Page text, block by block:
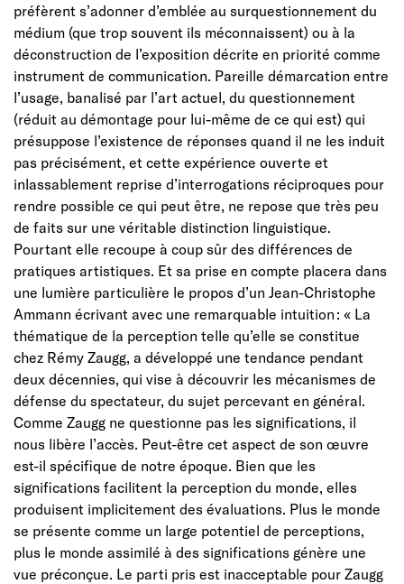
préfèrent s’adonner d’emblée au surquestionnement du
médium (que trop souvent ils méconnaissent) ou à la
déconstruction de l’exposition décrite en priorité comme
instrument de communication. Pareille démarcation entre
l’usage, banalisé par l’art actuel, du questionnement
(réduit au démontage pour lui-même de ce qui est) qui
présuppose l’existence de réponses quand il ne les induit
pas précisément, et cette expérience ouverte et
inlassablement reprise d’interrogations réciproques pour
rendre possible ce qui peut être, ne repose que très peu
de faits sur une véritable distinction linguistique.
Pourtant elle recoupe à coup sûr des différences de
pratiques artistiques. Et sa prise en compte placera dans
une lumière particulière le propos d’un Jean-Christophe
Ammann écrivant avec une remarquable intuition : « La
thématique de la perception telle qu’elle se constitue
chez Rémy Zaugg, a développé une tendance pendant
deux décennies, qui vise à découvrir les mécanismes de
défense du spectateur, du sujet percevant en général.
Comme Zaugg ne questionne pas les significations, il
nous libère l’accès. Peut-être cet aspect de son œuvre
est-il spécifique de notre époque. Bien que les
significations facilitent la perception du monde, elles
produisent implicitement des évaluations. Plus le monde
se présente comme un large potentiel de perceptions,
plus le monde assimilé à des significations génère une
vue préconçue. Le parti pris est inacceptable pour Zaugg